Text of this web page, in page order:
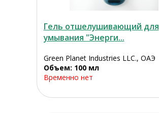
Гель отшелушивающий для
умывания "Энерги...
Green Planet Industries LLC., ОАЭ
Объем: 100 мл
Временно нет